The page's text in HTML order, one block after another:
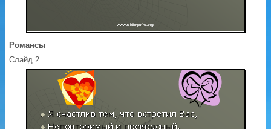
Романсы
Слайд 2